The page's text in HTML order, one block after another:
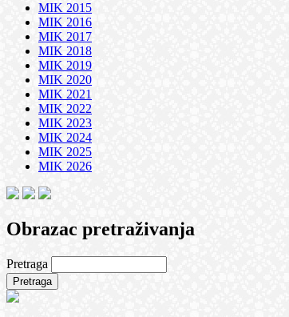
MIK 2015
MIK 2016
MIK 2017
MIK 2018
MIK 2019
MIK 2020
MIK 2021
MIK 2022
MIK 2023
MIK 2024
MIK 2025
MIK 2026
Obrazac pretraživanja
Pretraga